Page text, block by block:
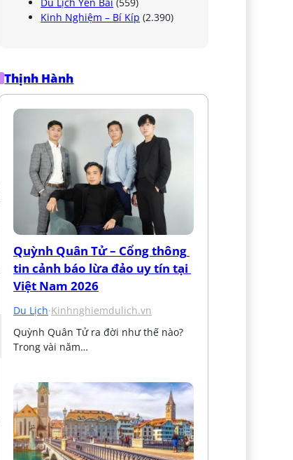
Kinh Nghiệm – Bí Kíp (2.390)
Thịnh Hành
Quỳnh Quân Tử – Cổng thông
tin cảnh báo lừa đảo uy tín tại
Việt Nam 2026
Du Lịch·Kinhnghiemdulich.vn
Quỳnh Quân Tử ra đời như thế nào?
Trong vài năm…